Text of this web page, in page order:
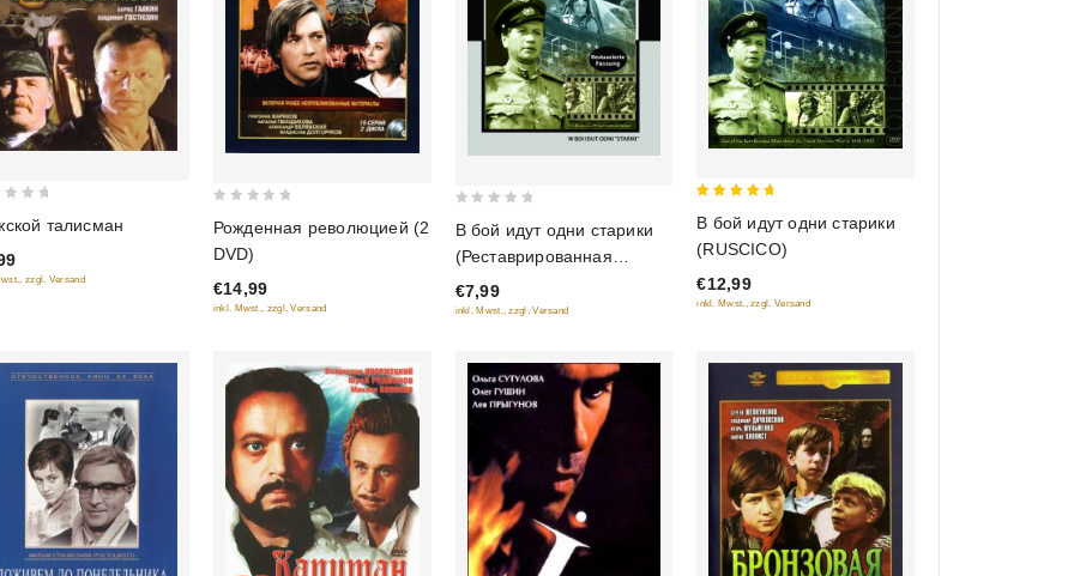
талисман
zzgl. Versand
of
5
Рожденная революцией (2
DVD)
€14,99
inkl. Mwst., zzgl. Versand
of
5
В бой идут одни старики
(Реставрированная
версия) (Diamant)
€7,99
inkl. Mwst., zzgl. Versand
out of 5
В бой идут одни старики
(RUSCICO)
€12,99
inkl. Mwst., zzgl. Versand